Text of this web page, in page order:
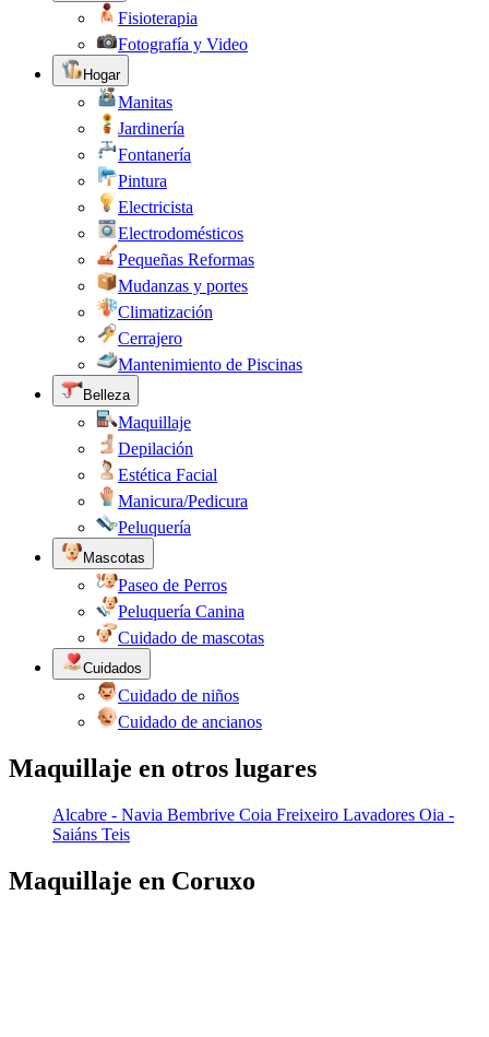
Fisioterapia
Fotografía y Video
Hogar
Manitas
Jardinería
Fontanería
Pintura
Electricista
Electrodomésticos
Pequeñas Reformas
Mudanzas y portes
Climatización
Cerrajero
Mantenimiento de Piscinas
Belleza
Maquillaje
Depilación
Estética Facial
Manicura/Pedicura
Peluquería
Mascotas
Paseo de Perros
Peluquería Canina
Cuidado de mascotas
Cuidados
Cuidado de niños
Cuidado de ancianos
Maquillaje en otros lugares
Alcabre - Navia Bembrive Coia Freixeiro Lavadores Oia -
Saiáns Teis
Maquillaje en Coruxo